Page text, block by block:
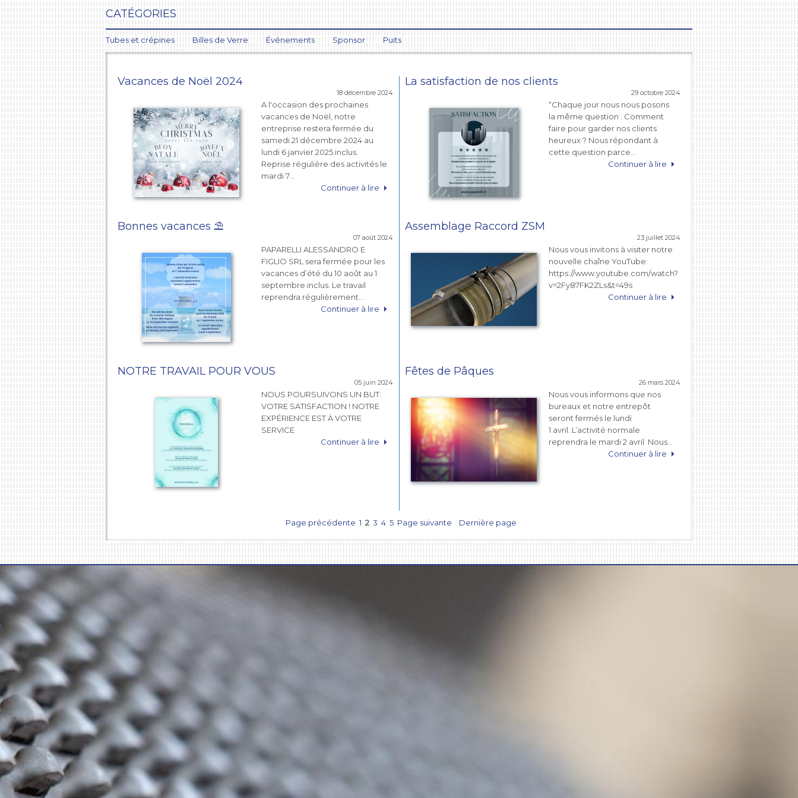
CATÉGORIES
Tubes et crépines Billes de Verre Événements Sponsor Puits
NEWS
Vacances de Noël 2024
18 décembre 2024
A l'occasion des prochaines
vacances de Noël, notre
entreprise restera fermée du
samedi 21 décembre 2024 au
lundi 6 janvier 2025 inclus.
Reprise régulière des activités le
mardi 7…
Continuer à lire
La satisfaction de nos clients
29 octobre 2024
“Chaque jour nous nous posons
la même question : Comment
faire pour garder nos clients
heureux ? Nous répondant à
cette question parce…
Continuer à lire
Bonnes vacances ⛱️
07 août 2024
PAPARELLI ALESSANDRO E
FIGLIO SRL sera fermée pour les
vacances d’été du 10 août au 1
septembre inclus. Le travail
reprendra régulièrement…
Continuer à lire
Assemblage Raccord ZSM
23 juillet 2024
Nous vous invitons à visiter notre
nouvelle chaîne YouTube:
https://www.youtube.com/watch?
v=2Fy87FK2ZLs&t=49s
Continuer à lire
NOTRE TRAVAIL POUR VOUS
05 juin 2024
NOUS POURSUIVONS UN BUT:
VOTRE SATISFACTION ! NOTRE
EXPÉRIENCE EST À VOTRE
SERVICE
Continuer à lire
Fêtes de Pâques
26 mars 2024
Nous vous informons que nos
bureaux et notre entrepôt
seront fermés le lundi
1 avril. L’activité normale
reprendra le mardi 2 avril Nous…
Continuer à lire
Page précédente 1 2 3 4 5 Page suivante Dernière page